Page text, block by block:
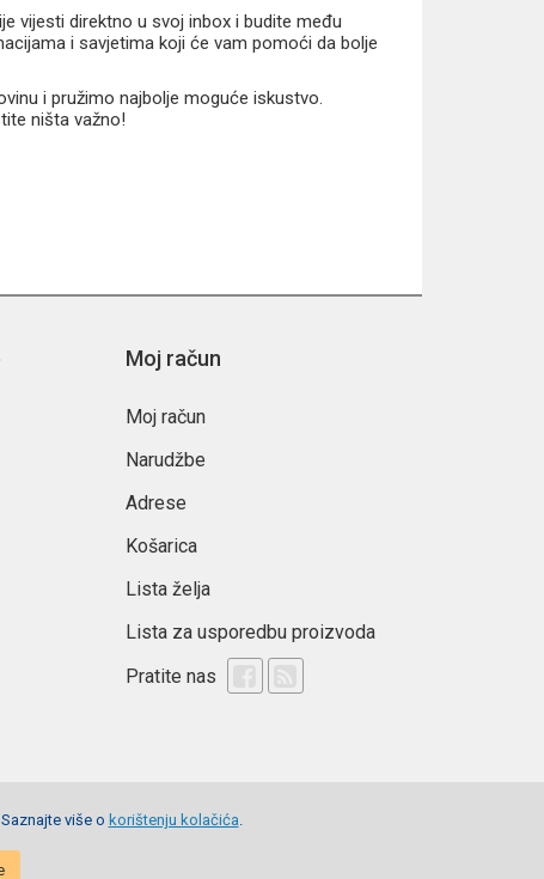
vijesti direktno u svoj inbox i budite među
i savjetima koji će vam pomoći da bolje
i pružimo najbolje moguće iskustvo.
ništa važno!
Moj račun
Moj račun
Narudžbe
Adrese
Košarica
Lista želja
Lista za usporedbu proizvoda
Pratite nas
više o korištenju kolačića.